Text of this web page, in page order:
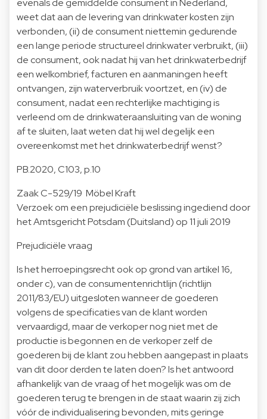
evenals de gemiddelde consument in Nederland,
weet dat aan de levering van drinkwater kosten zijn
verbonden, (ii) de consument niettemin gedurende
een lange periode structureel drinkwater verbruikt, (iii)
de consument, ook nadat hij van het drinkwaterbedrijf
een welkombrief, facturen en aanmaningen heeft
ontvangen, zijn waterverbruik voortzet, en (iv) de
consument, nadat een rechterlijke machtiging is
verleend om de drinkwateraansluiting van de woning
af te sluiten, laat weten dat hij wel degelijk een
overeenkomst met het drinkwaterbedrijf wenst?
PB.2020, C103, p.10
Zaak C-529/19 Möbel Kraft
Verzoek om een prejudiciële beslissing ingediend door
het Amtsgericht Potsdam (Duitsland) op 11 juli 2019
Prejudiciële vraag
Is het herroepingsrecht ook op grond van artikel 16,
onder c), van de consumentenrichtlijn (richtlijn
2011/83/EU) uitgesloten wanneer de goederen
volgens de specificaties van de klant worden
vervaardigd, maar de verkoper nog niet met de
productie is begonnen en de verkoper zelf de
goederen bij de klant zou hebben aangepast in plaats
van dit door derden te laten doen? Is het antwoord
afhankelijk van de vraag of het mogelijk was om de
goederen terug te brengen in de staat waarin zij zich
vóór de individualisering bevonden, mits geringe